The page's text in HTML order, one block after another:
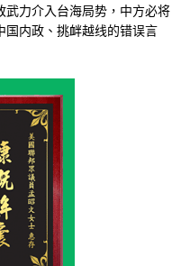
力介入台海局势，中方必将
国内政、挑衅越线的错误言